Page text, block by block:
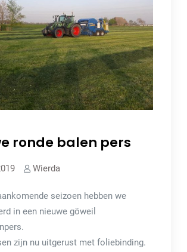
ronde balen pers
Wierda
seizoen hebben we
in een nieuwe göweil
zijn nu uitgerust met foliebinding.